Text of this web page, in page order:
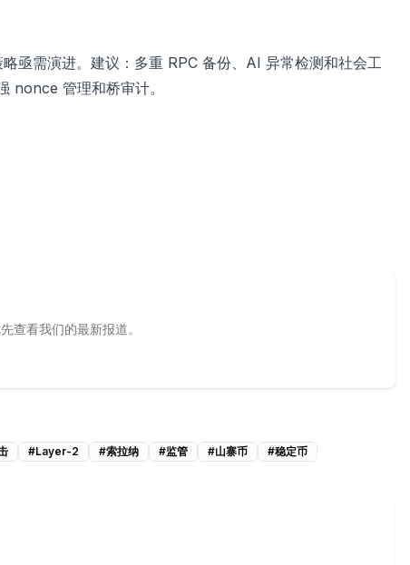
亟需演进。建议：多重 RPC 备份、AI 异常检测和社会工
nonce 管理和桥审计。
查看我们的最新报道。
#Layer-2 #索拉纳 #监管 #山寨币 #稳定币